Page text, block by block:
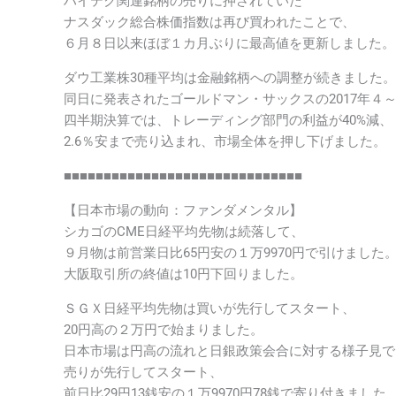
ナスダック総合株価指数は再び買われたことで、
６月８日以来ほぼ１カ月ぶりに最高値を更新しました。
ダウ工業株30種平均は金融銘柄への調整が続きました。
同日に発表されたゴールドマン・サックスの2017年４
四半期決算では、トレーディング部門の利益が40%減、
2.6％安まで売り込まれ、市場全体を押し下げました。
■■■■■■■■■■■■■■■■■■■■■■■■■■■■■■
【日本市場の動向：ファンダメンタル】
シカゴのCME日経平均先物は続落して、
９月物は前営業日比65円安の１万9970円で引けました。
大阪取引所の終値は10円下回りました。
ＳＧＸ日経平均先物は買いが先行してスタート、
20円高の２万円で始まりました。
日本市場は円高の流れと日銀政策会合に対する様子見で
売りが先行してスタート、